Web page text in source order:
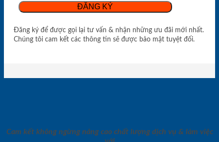
Đăng ký để được gọi lại tư vấn & nhận những ưu đãi mới nhất.
Chúng tôi cam kết các thông tin sẽ được bảo mật tuyệt đối.
Cam kết không ngừng nâng cao chất lượng dịch vụ & làm việc